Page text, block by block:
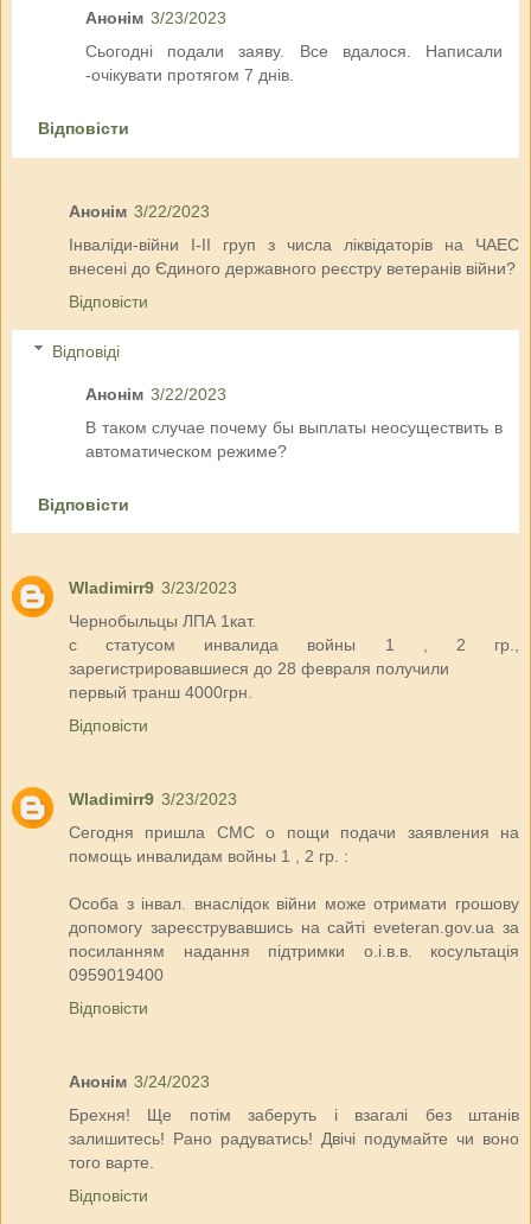
Анонім 3/23/2023
Сьогодні подали заяву. Все вдалося. Написали
-очікувати протягом 7 днів.
Відповісти
Анонім 3/22/2023
Інваліди-війни І-ІІ груп з числа ліквідаторів на ЧАЕС
внесені до Єдиного державного реєстру ветеранів війни?
Відповісти
Відповіді
Анонім 3/22/2023
В таком случае почему бы выплаты неосуществить в
автоматическом режиме?
Відповісти
Wladimirr9 3/23/2023
Чернобыльцы ЛПА 1кат.
с статусом инвалида войны 1 , 2 гр.,
зарегистрировавшиеся до 28 февраля получили
первый транш 4000грн.
Відповісти
Wladimirr9 3/23/2023
Сегодня пришла СМС о пощи подачи заявления на
помощь инвалидам войны 1 , 2 гр. :
Особа з інвал. внаслідок війни може отримати грошову
допомогу зареєструвавшись на сайті eveteran.gov.ua за
посиланням надання підтримки о.і.в.в. косультація
0959019400
Відповісти
Анонім 3/24/2023
Брехня! Ще потім заберуть і взагалі без штанів
залишитесь! Рано радуватись! Двічі подумайте чи воно
того варте.
Відповісти